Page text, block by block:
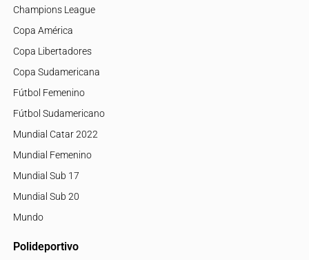
Champions League
Copa América
Copa Libertadores
Copa Sudamericana
Fútbol Femenino
Fútbol Sudamericano
Mundial Catar 2022
Mundial Femenino
Mundial Sub 17
Mundial Sub 20
Mundo
Polideportivo